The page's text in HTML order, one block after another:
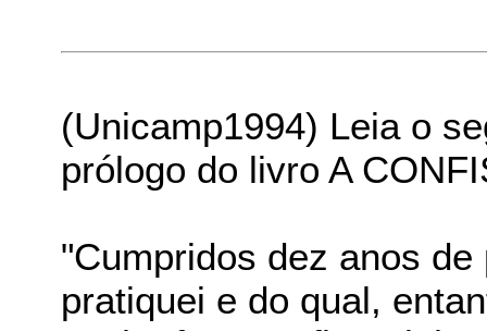
(Unicamp1994) Leia o
prólogo do livro A
"Cumpridos dez anos
pratiquei e do qual,